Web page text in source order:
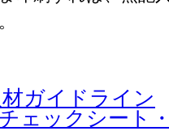
ガイドライン
ェックシート